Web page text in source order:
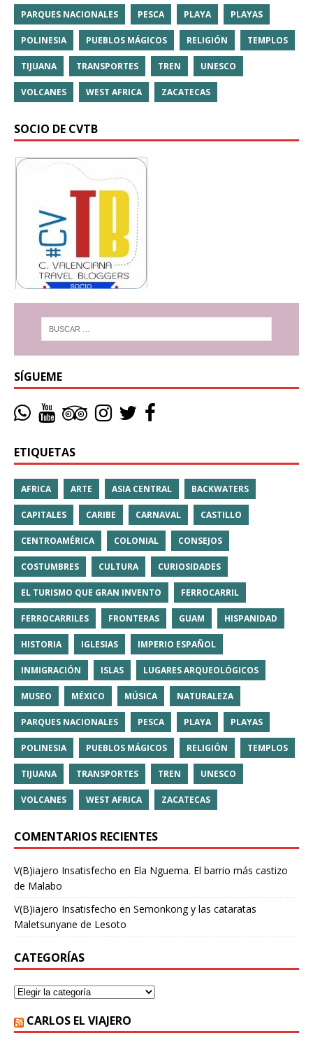
PARQUES NACIONALES PESCA PLAYA PLAYAS
POLINESIA PUEBLOS MÁGICOS RELIGIÓN TEMPLOS
TIJUANA TRANSPORTES TREN UNESCO
VOLCANES WEST AFRICA ZACATECAS
SOCIO DE CVTB
SÍGUEME
ETIQUETAS
AFRICA ARTE ASIA CENTRAL BACKWATERS
CAPITALES CARIBE CARNAVAL CASTILLO
CENTROAMÉRICA COLONIAL CONSEJOS
COSTUMBRES CULTURA CURIOSIDADES
EL TURISMO QUE GRAN INVENTO FERROCARRIL
FERROCARRILES FRONTERAS GUAM HISPANIDAD
HISTORIA IGLESIAS IMPERIO ESPAÑOL
INMIGRACIÓN ISLAS LUGARES ARQUEOLÓGICOS
MUSEO MÉXICO MÚSICA NATURALEZA
PARQUES NACIONALES PESCA PLAYA PLAYAS
POLINESIA PUEBLOS MÁGICOS RELIGIÓN TEMPLOS
TIJUANA TRANSPORTES TREN UNESCO
VOLCANES WEST AFRICA ZACATECAS
COMENTARIOS RECIENTES
V(B)iajero Insatisfecho en Ela Nguema. El barrio más castizo
de Malabo
V(B)iajero Insatisfecho en Semonkong y las cataratas
Maletsunyane de Lesoto
CATEGORÍAS
CARLOS EL VIAJERO